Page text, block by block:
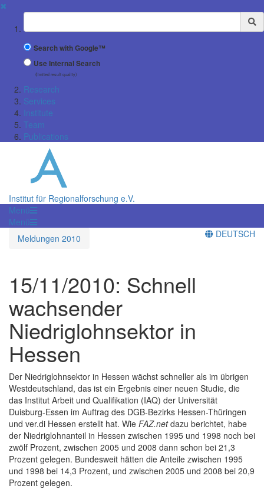
✖
Suchbegriff
Search with Google™
Use Internal Search
(limited result quality)
Research
Services
Institute
Team
Publications
Institut für Regionalforschung e.V.
Menü
Menü
Meldungen 2010
DEUTSCH
15/11/2010: Schnell
wachsender
Niedriglohnsektor in
Hessen
Der Niedriglohnsektor in Hessen wächst schneller als im übrigen
Westdeutschland, das ist ein Ergebnis einer neuen Studie, die
das Institut Arbeit und Qualifikation (IAQ) der Universität
Duisburg-Essen im Auftrag des DGB-Bezirks Hessen-Thüringen
und ver.di Hessen erstellt hat. Wie FAZ.netdazu berichtet, habe
der Niedriglohnanteil in Hessen zwischen 1995 und 1998 noch bei
zwölf Prozent, zwischen 2005 und 2008 dann schon bei 21,3
Prozent gelegen. Bundesweit hätten die Anteile zwischen 1995
und 1998 bei 14,3 Prozent, und zwischen 2005 und 2008 bei 20,9
Prozent gelegen.